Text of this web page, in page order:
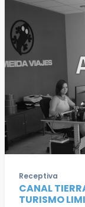
Receptiva
CANAL
TURISMO